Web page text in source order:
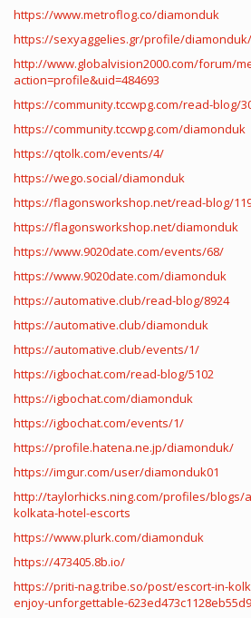
https://www.metroflog.co/diamonduk
https://sexyaggelies.gr/profile/diamonduk/
http://www.globalvision2000.com/forum/
action=profile&uid=484693
https://community.tccwpg.com/read-blog/
https://community.tccwpg.com/diamonduk
https://qtolk.com/events/4/
https://wego.social/diamonduk
https://flagonsworkshop.net/read-blog/
https://flagonsworkshop.net/diamonduk
https://www.9020date.com/events/68/
https://www.9020date.com/diamonduk
https://automative.club/read-blog/8924
https://automative.club/diamonduk
https://automative.club/events/1/
https://igbochat.com/read-blog/5102
https://igbochat.com/diamonduk
https://igbochat.com/events/1/
https://profile.hatena.ne.jp/diamonduk/
https://imgur.com/user/diamonduk01
http://taylorhicks.ning.com/profiles/blogs/
kolkata-hotel-escorts
https://www.plurk.com/diamonduk
https://473405.8b.io/
https://priti-nag.tribe.so/post/escort-in-
enjoy-unforgettable-